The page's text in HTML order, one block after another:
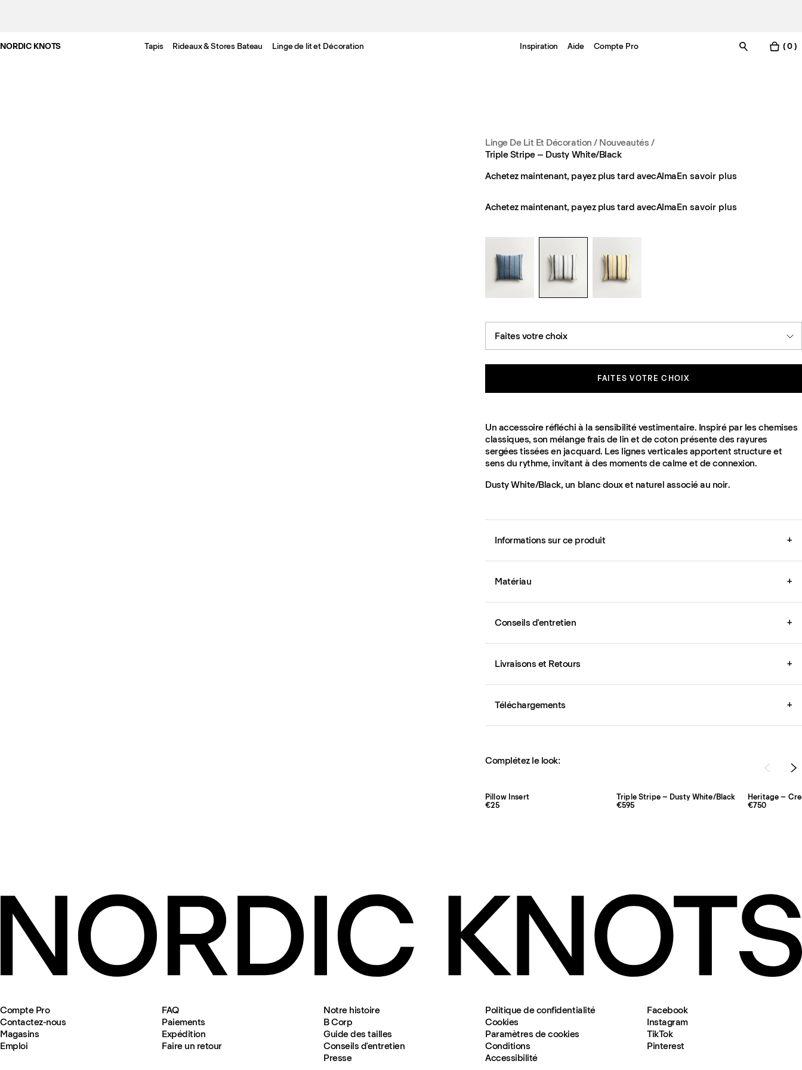
NORDIC KNOTS Tapis Rideaux & Stores Bateau Linge de lit et Décoration Inspiration Aide Compte Pro ( 0 )
Linge De Lit Et Décoration / Nouveautés /
Triple Stripe – Dusty White/Black
Achetez maintenant, payez plus tard avecAlmaEn savoir plus
Achetez maintenant, payez plus tard avecAlmaEn savoir plus
Faites votre choix
FAITES VOTRE CHOIX
Un accessoire réfléchi à la sensibilité vestimentaire. Inspiré par les chemises
classiques, son mélange frais de lin et de coton présente des rayures
sergées tissées en jacquard. Les lignes verticales apportent structure et
sens du rythme, invitant à des moments de calme et de connexion.
Dusty White/Black, un blanc doux et naturel associé au noir.
Informations sur ce produit +
Matériau +
Conseils d'entretien +
Livraisons et Retours +
Téléchargements +
Complétez le look:
Pillow Insert
€25
Triple Stripe – Dusty White/Black
€595
Heritage –
€750
Compte Pro
Contactez-nous
Magasins
Emploi
FAQ
Paiements
Expédition
Faire un retour
Notre histoire
B Corp
Guide des tailles
Conseils d'entretien
Presse
Politique de confidentialité
Cookies
Paramètres de cookies
Conditions
Accessibilité
Facebook
Instagram
TikTok
Pinterest